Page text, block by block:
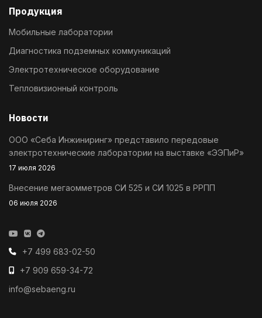
Продукция
Мобильные лаборатории
Диагностика подземных коммуникаций
Электротехническое оборудование
Тепловизионный контроль
Новости
ООО «Себа Инжиниринг» представило передовые
электротехнические лаборатории на выставке «ЭЭПиР»
17 июля 2026
Внесение мегаомметров СИ 525 и СИ 1025 в РРПП
06 июля 2026
+7 499 683-02-50
+7 909 659-34-72
info@sebaeng.ru